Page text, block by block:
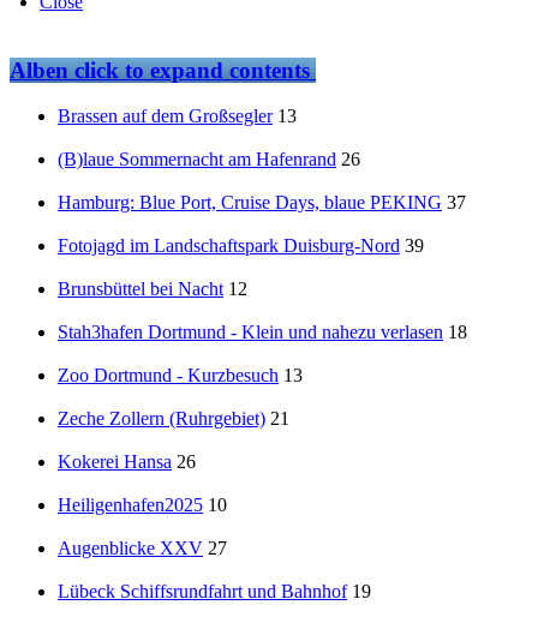
Albenclick to expand contents
Brassen auf dem Großsegler 13
(B)laue Sommernacht am Hafenrand 26
Hamburg: Blue Port, Cruise Days, blaue PEKING 37
Fotojagd im Landschaftspark Duisburg-Nord 39
Brunsbüttel bei Nacht 12
Stah3hafen Dortmund - Klein und nahezu verlasen 18
Zoo Dortmund - Kurzbesuch 13
Zeche Zollern (Ruhrgebiet) 21
Kokerei Hansa 26
Heiligenhafen2025 10
Augenblicke XXV 27
Lübeck Schiffsrundfahrt und Bahnhof 19